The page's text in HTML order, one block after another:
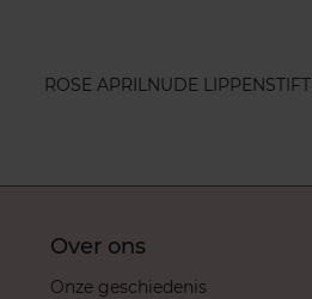
ROSE APRIL NUDE LIPPENSTIFT
Over ons
Onze geschiedenis